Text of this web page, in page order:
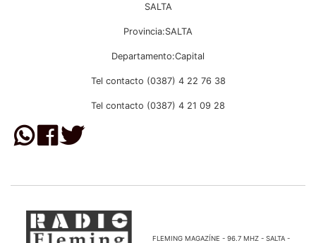
SALTA
Provincia:SALTA
Departamento:Capital
Tel contacto (0387) 4 22 76 38
Tel contacto (0387) 4 21 09 28
FLEMING MAGAZÍNE - 96.7 MHZ - SALTA -